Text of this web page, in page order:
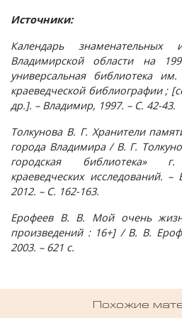
Источники:
Календарь
Владимирской области на
универсальная библиотека
краеведческой библиографии ;
др.]. – Владимир, 1997. – С. 42-43.
Толкунова В. Г. Хранители
города Владимира / В. Г.
городская библиотека»
краеведческих исследований.
2012. – С. 162-163.
Ерофеев В. В. Мой очень
произведений : 16+] / В. В.
2003. – 621 c.
Похожие
Шатнево, деревня
Швариха, деревня
Каменово, деревня
Камешково, город
Карякино, деревня
Кижаны, деревня
Кирюшино, деревня
Колосово, деревня
Краснознаменский, поселок
Санаторий имени Абельмана,
Санниково, село
Сенино, деревня
Сергейцево, деревня
Смехра, деревня
Тынцы, село
Федуриха, деревня
Черсево, село
Южный, поселок
Янево, село